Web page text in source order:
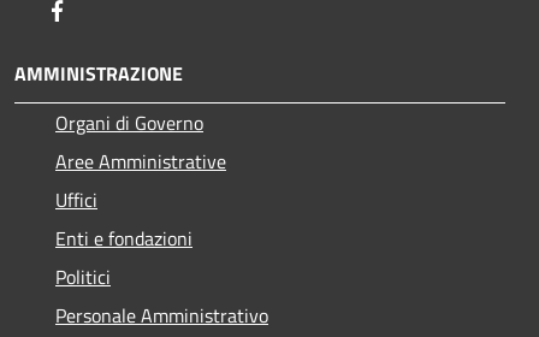
AMMINISTRAZIONE
Organi di Governo
Aree Amministrative
Uffici
Enti e fondazioni
Politici
Personale Amministrativo